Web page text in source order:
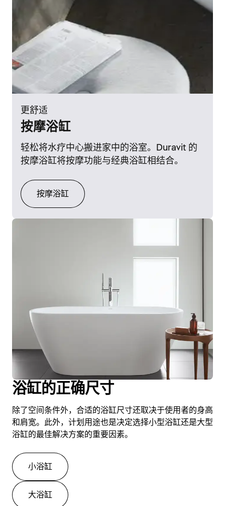
更舒适
按摩浴缸
轻松将水疗中心搬进家中的浴室。Duravit 的
按摩浴缸将按摩功能与经典浴缸相结合。
按摩浴缸
浴缸的正确尺寸
除了空间条件外，合适的浴缸尺寸还取决于使用者的身高
和肩宽。此外，计划用途也是决定选择小型浴缸还是大型
浴缸的最佳解决方案的重要因素。
小浴缸
大浴缸